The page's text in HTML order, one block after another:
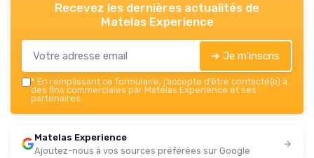
Recevez les dernières actualités de
Matelas Experience
➔ Je m'inscris
* En remplissant ce formulaire, j’accepte d’être contacté(e) à
des fins commerciales par Matelas Experience et ses
partenaires.
Matelas Experience
Ajoutez-nous à vos sources préférées sur Google